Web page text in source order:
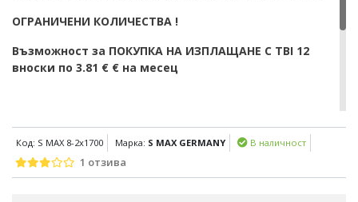
ОГРАНИЧЕНИ КОЛИЧЕСТВА !
Възможност за ПОКУПКА НА ИЗПЛАЩАНЕ С TBI 12
вноски по 3.81 € € на месец
Мощност:. 2 х 1700 W.
Две кошници по 4 литра.
Код: S MAX 8-2х1700 Марка: S MAX GERMANY В наличност
1 отзива